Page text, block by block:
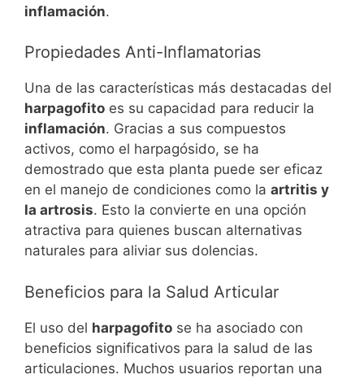
inflamación.
Propiedades Anti-Inflamatorias
Una de las características más destacadas del
harpagofito es su capacidad para reducir la
inflamación. Gracias a sus compuestos
activos, como el harpagósido, se ha
demostrado que esta planta puede ser eficaz
en el manejo de condiciones como la artritis y
la artrosis. Esto la convierte en una opción
atractiva para quienes buscan alternativas
naturales para aliviar sus dolencias.
Beneficios para la Salud Articular
El uso del harpagofito se ha asociado con
beneficios significativos para la salud de las
articulaciones. Muchos usuarios reportan una